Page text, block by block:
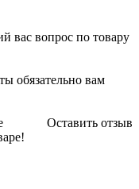
вас вопрос по товару
обязательно вам
Оставить отзыв